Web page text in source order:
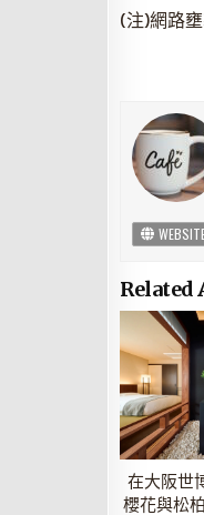
(注)網路
Related
在大阪世
櫻花與松